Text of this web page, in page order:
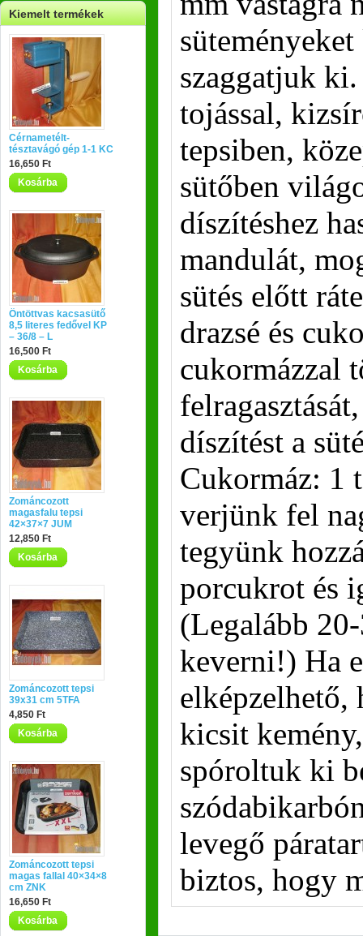
Kiemelt termékek
Cérnametélt-
tésztavágó gép 1-1 KC
16,650 Ft
Kosárba
Öntöttvas kacsasütő
8,5 literes fedővel KP
– 36/8 – L
16,500 Ft
Kosárba
Zománcozott
magasfalu tepsi
42×37×7 JUM
12,850 Ft
Kosárba
Zománcozott tepsi
39x31 cm 5TFA
4,850 Ft
Kosárba
Zománcozott tepsi
magas fallal 40×34×8
cm ZNK
16,650 Ft
Kosárba
szaggatjuk
tojással,
tepsiben,
sütőben
díszítéshez
mandulát,
sütés előtt
drazsé és
cukormázzal
díszítést a
Cukormáz: 1
verjünk fel
tegyünk
porcukrot és
(Legalább
keverni!) Ha
elképzelhető,
kicsit
spóroltuk ki
levegő
biztos, hogy